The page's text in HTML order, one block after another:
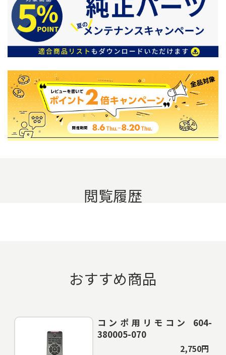
閲覧履歴
おすすめ商品
コンポ用リモコン 604-
380005-070
2,750円